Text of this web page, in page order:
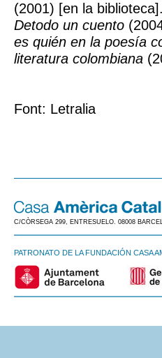
(2001) [en la
Detodo un cuento
es quién en la poesía
literatura colombiana
Font: Letralia
C/CÒRSEGA 299, ENTRESUELO. 08008
PATRONATO DE LA FUNDACIÓN CASA